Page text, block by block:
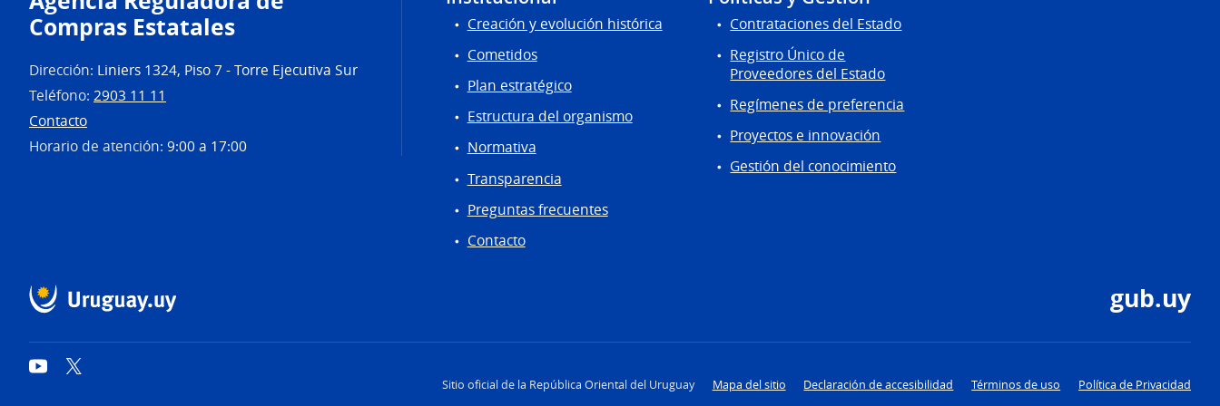
Compras Estatales
Dirección: Liniers 1324, Piso 7 - Torre Ejecutiva Sur
Teléfono: 2903 11 11
Contacto
Horario de atención: 9:00 a 17:00
Creación y evolución histórica
Cometidos
Plan estratégico
Estructura del organismo
Normativa
Transparencia
Preguntas frecuentes
Contacto
Contrataciones del Estado
Registro Único de
Proveedores del Estado
Regímenes de preferencia
Proyectos e innovación
Gestión del conocimiento
gub.uy
YouTube
Sitio oficial de la República Oriental del Uruguay
Mapa del sitio Declaración de accesibilidad Términos de uso Política de Privacidad